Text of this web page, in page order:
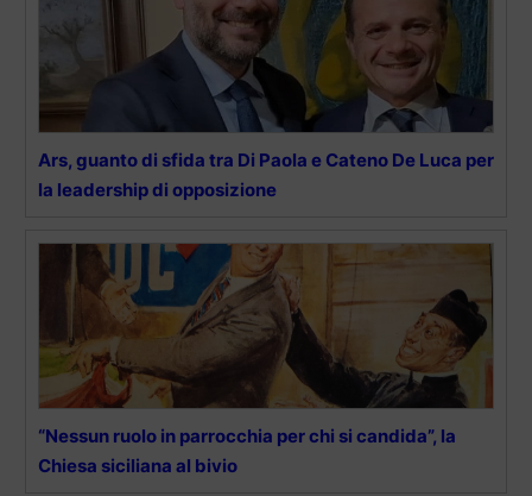
Ars, guanto di sfida tra Di Paola e Cateno De Luca per
la leadership di opposizione
“Nessun ruolo in parrocchia per chi si candida”, la
Chiesa siciliana al bivio